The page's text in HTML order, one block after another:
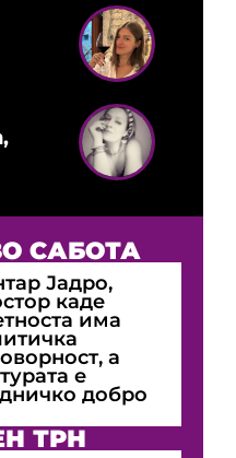
САБОТА
Јадро,
каде
има
а
е
добро
ТРН